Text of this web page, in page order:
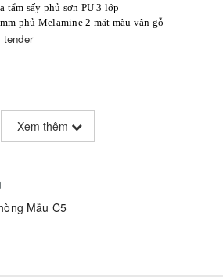
tẩm sấy phủ sơn PU 3 lớp
phủ Melamine 2 mặt màu vân gỗ
Xem thêm
Mẫu C5